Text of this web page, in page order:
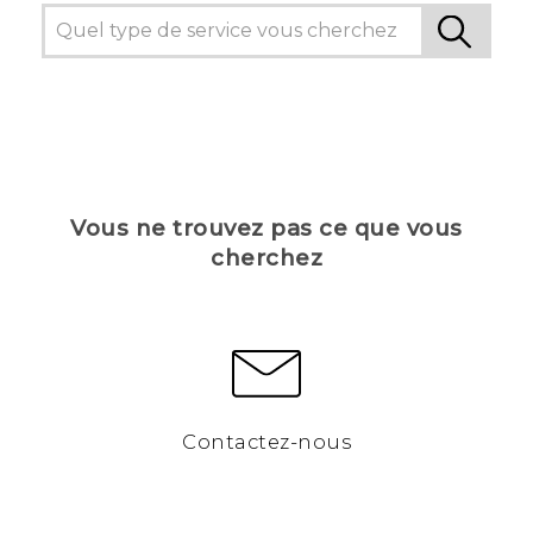
Vous ne trouvez pas ce que vous
cherchez
Contactez-nous